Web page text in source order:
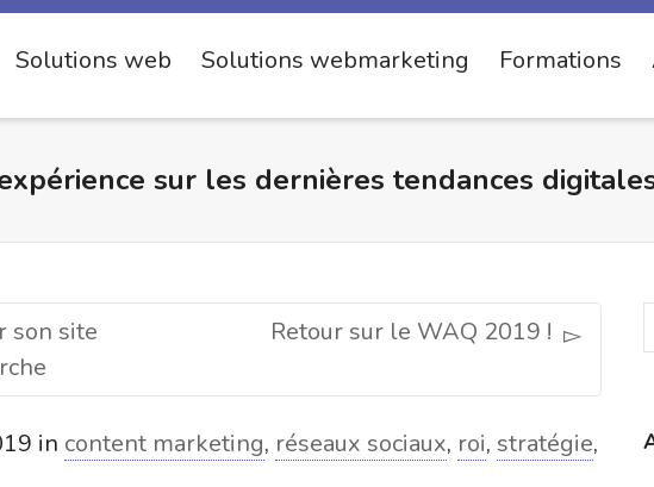
Solutions web Solutions webmarketing Formations
sur les dernières tendances
son site
Retour sur le WAQ 2019 !
in content marketing, réseaux sociaux, roi, stratégie,